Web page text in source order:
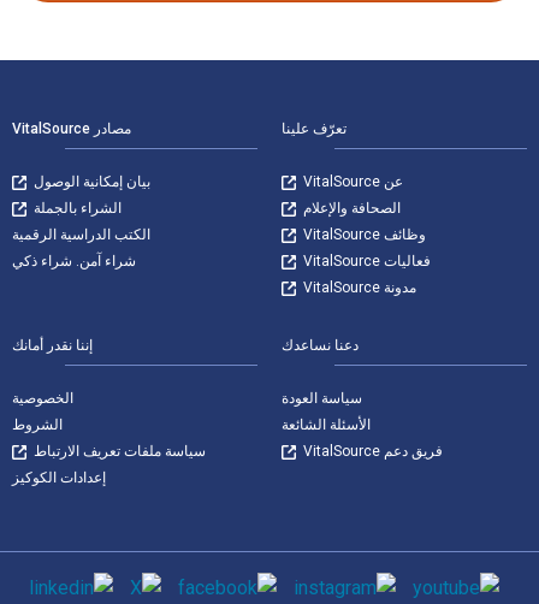
تعرّف علينا
عن VitalSource
الصحافة والإعلام
وظائف VitalSource
فعاليات VitalSource
مدونة VitalSource
مصادر VitalSource
بيان إمكانية الوصول
الشراء بالجملة
الكتب الدراسية الرقمية
شراء آمن. شراء ذكي
دعنا نساعدك
سياسة العودة
الأسئلة الشائعة
فريق دعم VitalSource
إننا نقدر أمانك
الخصوصية
الشروط
سياسة ملفات تعريف الارتباط
إعدادات الكوكيز
وسائل التواصل الاجتماعي